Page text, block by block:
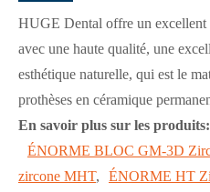
HUGE Dental offre un
avec une haute qualité, une
esthétique naturelle, qui est le
prothèses en céramique
En savoir plus sur les produits:
ÉNORME BLOC GM-3D
zircone MHT, ÉNORME HT